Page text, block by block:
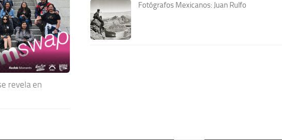
revela en
Fotógrafos Mexicanos: Juan Rulfo